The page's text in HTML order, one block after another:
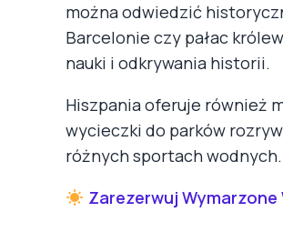
można odwiedzić
Barcelonie czy pałac
nauki i odkrywania historii.
Hiszpania oferuje również
wycieczki do parków
różnych sportach wodnych.
Zarezerwuj Wymarzone